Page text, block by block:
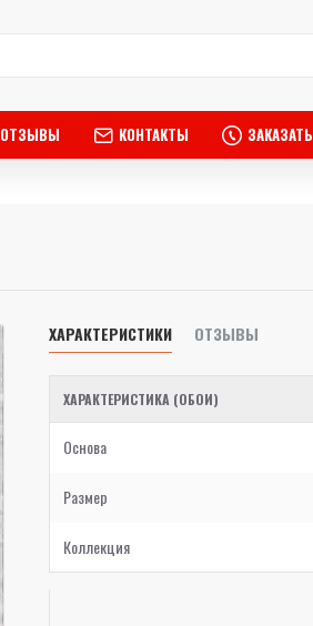
ОТЗЫВЫ КОНТАКТЫ
ХАРАКТЕРИСТИКИ ОТЗЫВЫ
ХАРАКТЕРИСТИКА (ОБОИ)
Основа
Размер
Коллекция